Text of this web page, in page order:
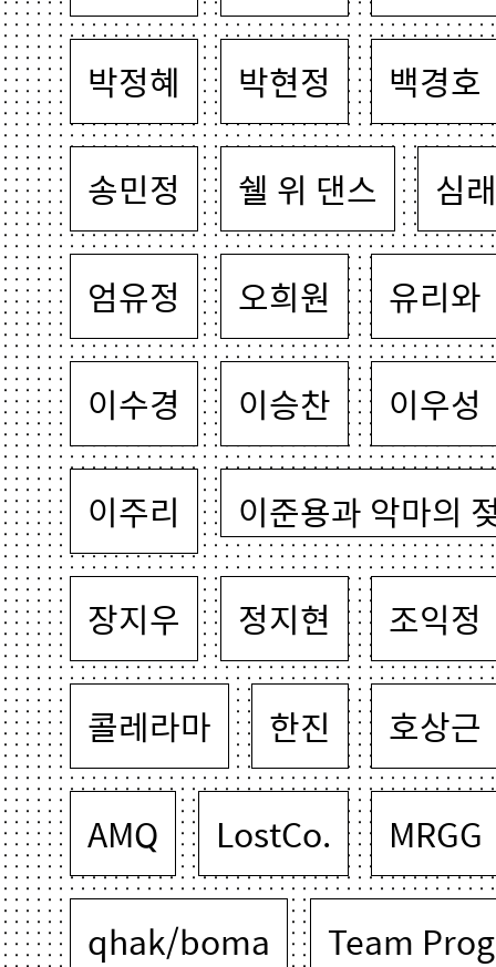
박정혜 박현정 백경호
송민정 쉘 위 댄스 심
엄유정 오희원 유리와
이수경 이승찬 이우성
이주리 이준용과 악마의
장지우 정지현 조익정
콜레라마 한진 호상근
AMQ LostCo. MRGG
qhak/boma Team